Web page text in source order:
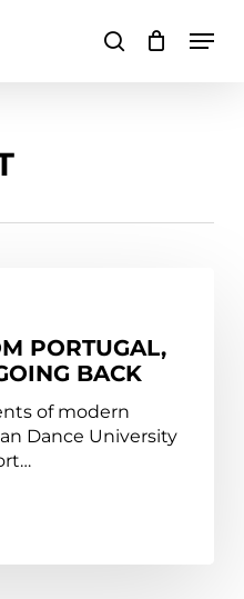
search Close
PORTUGAL,
BACK
of modern
Dance University